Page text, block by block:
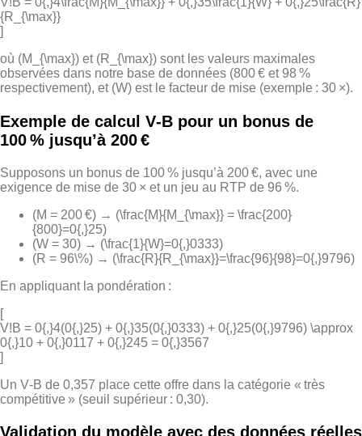
{R_{\max}}
où (M_{\max}) et (R_{\max}) sont les valeurs maximales
observées dans notre base de données (800 € et 98 %
respectivement), et (W) est le facteur de mise (exemple : 30 ×).
Exemple de calcul V‑B pour un bonus de
100 % jusqu’à 200 €
Supposons un bonus de 100 % jusqu’à 200 €, avec une
exigence de mise de 30 × et un jeu au RTP de 96 %.
(M = 200 €) → (\frac{M}{M_{\max}} = \frac{200}
{800}=0{,}25)
(W = 30) → (\frac{1}{W}=0{,}0333)
(R = 96\%) → (\frac{R}{R_{\max}}=\frac{96}{98}=0{,}9796)
En appliquant la pondération :
[
V!B = 0{,}4(0{,}25) + 0{,}35(0{,}0333) + 0{,}25(0{,}9796) \approx
0{,}10 + 0{,}0117 + 0{,}245 = 0{,}3567
]
Un V‑B de 0,357 place cette offre dans la catégorie « très
compétitive » (seuil supérieur : 0,30).
Validation du modèle avec des données réelles